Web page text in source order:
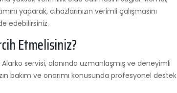
yaparak, cihazlarınızın verimli çalışmasını
edebilirsiniz.
Etmelisiniz?
Alarko servisi, alanında uzmanlaşmış ve deneyimli
bakım ve onarımı konusunda profesyonel destek